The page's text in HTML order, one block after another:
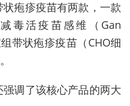
疱疹疫苗有两款，一款
毒活疫苗感维（ Gan
带状疱疹疫苗（ CHO细
调了该核心产品的两大